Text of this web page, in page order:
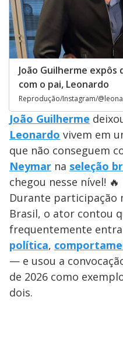
João Guilherme
com o pai, Leonardo
Reprodução/Instagram/
João Guilherme
Leonardo vivem em
que não conseguem
Neymar na seleção
chegou nesse nível! 🔥
Durante participação
Brasil, o ator contou
frequentemente
política,
— e usou a
de 2026 como
dois.